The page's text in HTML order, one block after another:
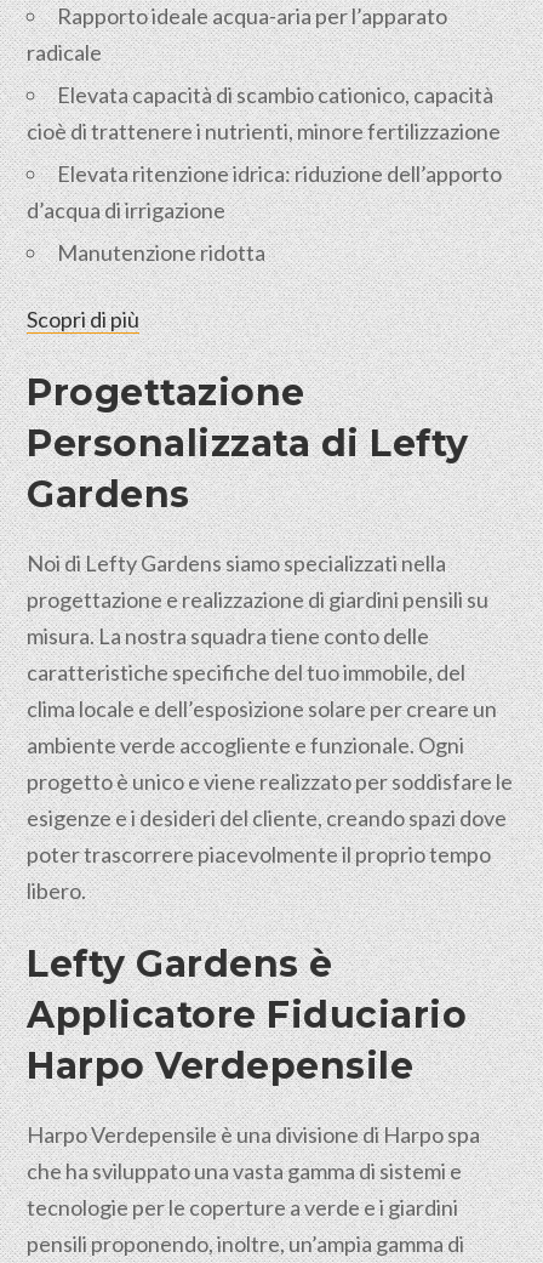
Rapporto ideale acqua-aria per l’apparato
radicale
Elevata capacità di scambio cationico, capacità
cioè di trattenere i nutrienti, minore fertilizzazione
Elevata ritenzione idrica: riduzione dell’apporto
d’acqua di irrigazione
Manutenzione ridotta
Scopri di più
Progettazione
Personalizzata di Lefty
Gardens
Noi di Lefty Gardens siamo specializzati nella
progettazione e realizzazione di giardini pensili su
misura. La nostra squadra tiene conto delle
caratteristiche specifiche del tuo immobile, del
clima locale e dell’esposizione solare per creare un
ambiente verde accogliente e funzionale. Ogni
progetto è unico e viene realizzato per soddisfare le
esigenze e i desideri del cliente, creando spazi dove
poter trascorrere piacevolmente il proprio tempo
libero.
Lefty Gardens è
Applicatore Fiduciario
Harpo Verdepensile
Harpo Verdepensile è una divisione di Harpo spa
che ha sviluppato una vasta gamma di sistemi e
tecnologie per le coperture a verde e i giardini
pensili proponendo, inoltre, un’ampia gamma di